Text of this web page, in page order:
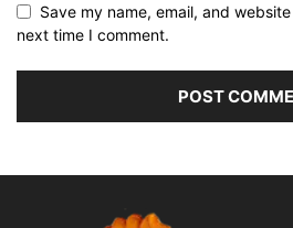
Save my name, email, and
next time I comment.